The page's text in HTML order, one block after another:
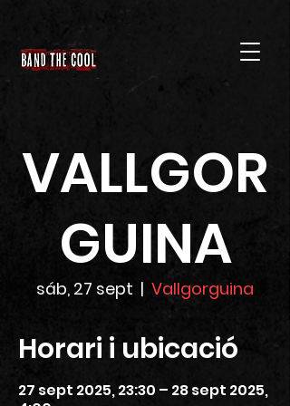
VALLGOR
GUINA
sáb, 27 sept
  |
Vallgorguina
Horari i ubicació
27 sept 2025, 23:30 – 28 sept 2025,